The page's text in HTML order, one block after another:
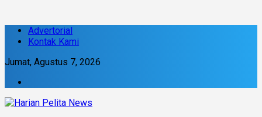
Advertorial
Kontak Kami
Jumat, Agustus 7, 2026